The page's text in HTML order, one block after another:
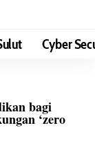
Cyber
bagi
‘zero